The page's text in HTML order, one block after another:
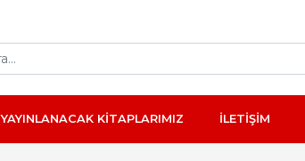
YAYINLANACAK KİTAPLARIMIZ İLETİŞİM